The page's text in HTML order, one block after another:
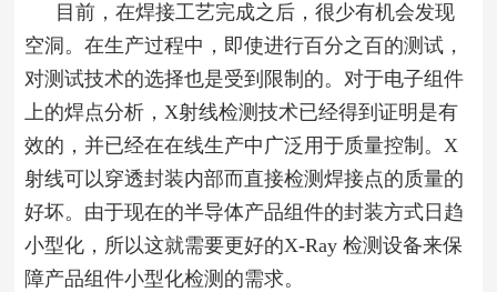
目前，在焊接工艺完成之后，很少有机会发现
空洞。在生产过程中，即使进行百分之百的测试，
对测试技术的选择也是受到限制的。对于电子组件
上的焊点分析，X射线检测技术已经得到证明是有
效的，并已经在在线生产中广泛用于质量控制。X
射线可以穿透封装内部而直接检测焊接点的质量的
好坏。由于现在的半导体产品组件的封装方式日趋
小型化，所以这就需要更好的X-Ray 检测设备来保
障产品组件小型化检测的需求。